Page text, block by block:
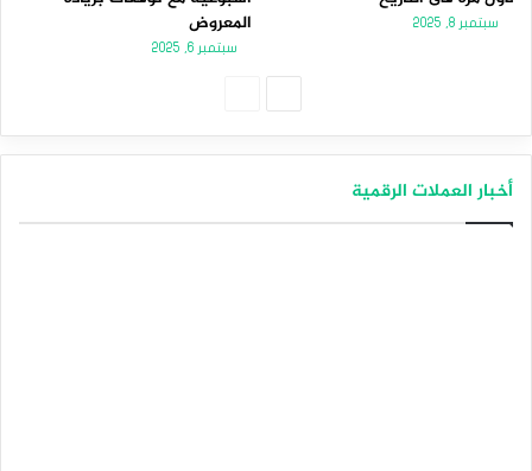
سبتمبر 8, 2025
المعروض
سبتمبر 6, 2025
أخبار العملات الرقمية